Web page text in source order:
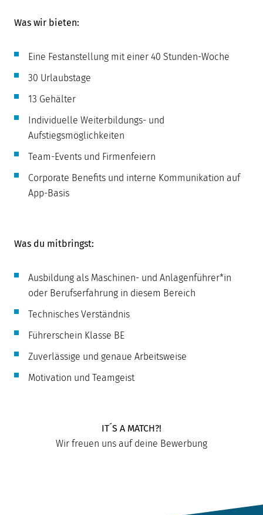
Was wir bieten:
Eine Festanstellung mit einer 40 Stunden-Woche
30 Urlaubstage
13 Gehälter
Individuelle Weiterbildungs- und
Aufstiegsmöglichkeiten
Team-Events und Firmenfeiern
Corporate Benefits und interne Kommunikation auf
App-Basis
Was du mitbringst:
Ausbildung als Maschinen- und Anlagenführer*in
oder Berufserfahrung in diesem Bereich
Technisches Verständnis
Führerschein Klasse BE
Zuverlässige und genaue Arbeitsweise
Motivation und Teamgeist
IT´S A MATCH?!
Wir freuen uns auf deine Bewerbung